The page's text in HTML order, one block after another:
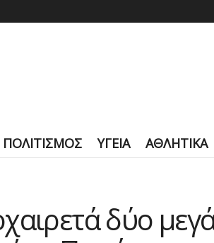
ΠΟΛΙΤΙΣΜΟΣ ΥΓΕΙΑ ΑΘΛΗΤΙΚΑ
δύο